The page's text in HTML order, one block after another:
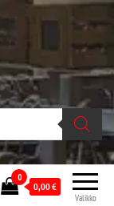
on vaihtoehtomusaan
verkko- sekä
Helsingissä Kallion
Valikko
0
0,00€